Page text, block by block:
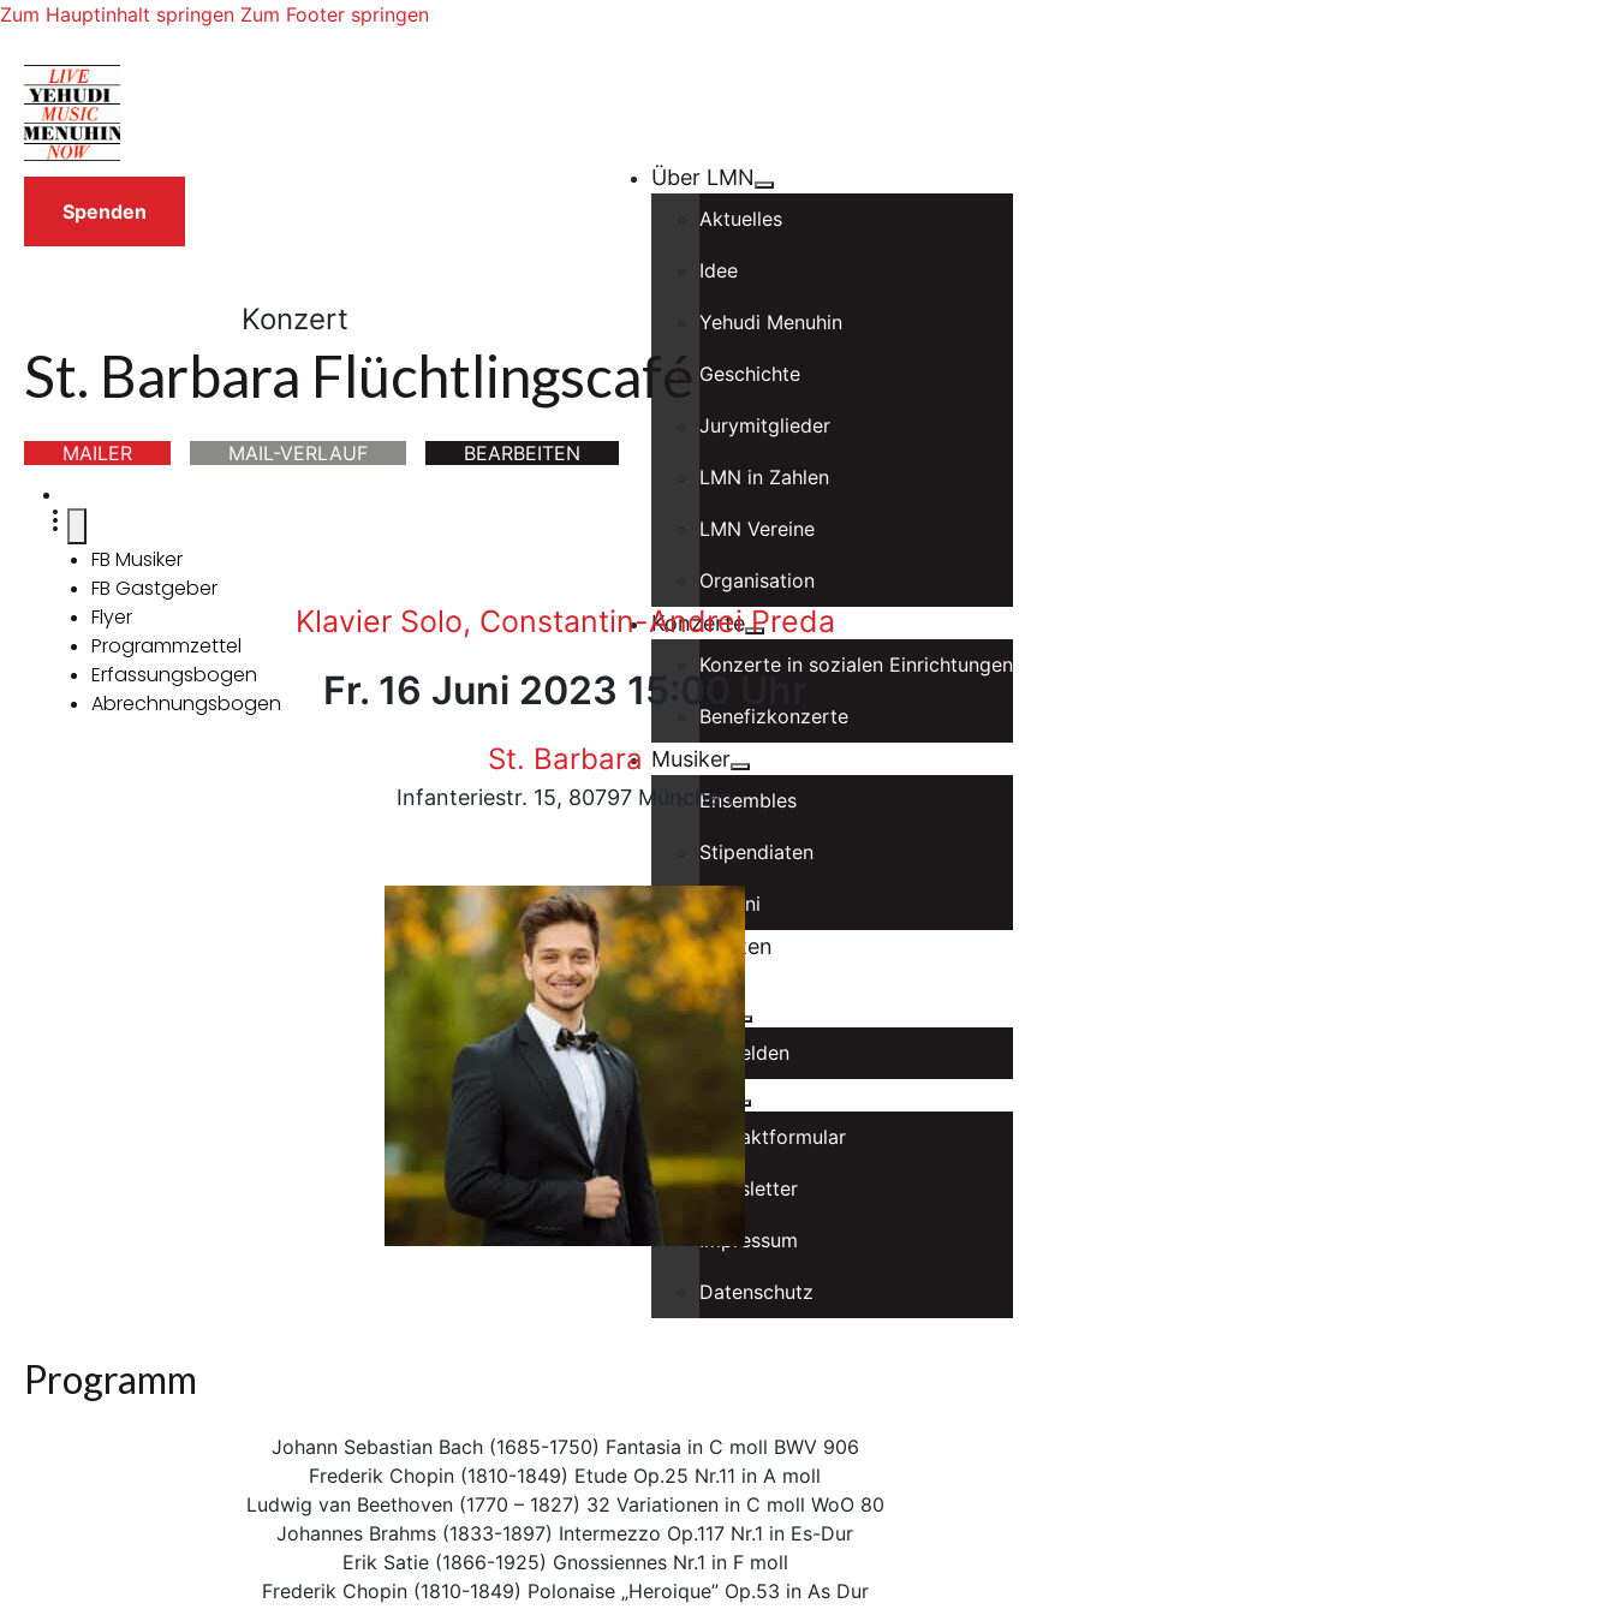
Zum Hauptinhalt springen Zum Footer springen
Über LMN
Aktuelles
Idee
Yehudi Menuhin
Geschichte
Jurymitglieder
LMN in Zahlen
LMN Vereine
Organisation
Konzerte
Konzerte in sozialen Einrichtungen
Benefizkonzerte
Musiker
Ensembles
Stipendiaten
Alumni
Spielstätten
Förderer
Intranet
Anmelden
Kontaktformular
Newsletter
Impressum
Datenschutz
Spenden
Konzert
St. Barbara Flüchtlingscafé
MAILER MAIL-VERLAUF BEARBEITEN
FB Musiker
FB Gastgeber
Flyer
Programmzettel
Erfassungsbogen
Abrechnungsbogen
Klavier Solo, Constantin-Andrei Preda
Fr. 16 Juni 2023 15:00 Uhr
St. Barbara
Infanteriestr. 15, 80797 München
Programm
Johann Sebastian Bach (1685-1750) Fantasia in C moll BWV 906
Frederik Chopin (1810-1849) Etude Op.25 Nr.11 in A moll
Ludwig van Beethoven (1770 – 1827) 32 Variationen in C moll WoO 80
Johannes Brahms (1833-1897) Intermezzo Op.117 Nr.1 in Es-Dur
Erik Satie (1866-1925) Gnossiennes Nr.1 in F moll
Frederik Chopin (1810-1849) Polonaise „Heroique” Op.53 in As Dur